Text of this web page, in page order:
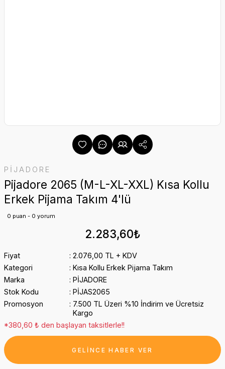
PİJADORE
Pijadore 2065 (M-L-XL-XXL) Kısa Kollu
Erkek Pijama Takım 4'lü
0 puan - 0 yorum
2.283,60₺
Fiyat
2.076,00 TL + KDV
Kategori
Kısa Kollu Erkek Pijama Takım
Marka
PİJADORE
Stok Kodu
PİJAS2065
Promosyon
7.500 TL Üzeri %10 İndirim ve Ücretsiz
Kargo
*380,60 ₺ den başlayan taksitlerle!!
GELİNCE HABER VER